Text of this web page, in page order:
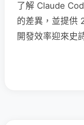
了解 Claude
的差異，並提供
開發效率迎來史